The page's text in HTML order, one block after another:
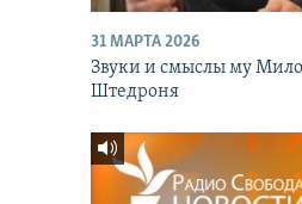
31 МАРТА 2026
Звуки и смыслы му
Штедроня